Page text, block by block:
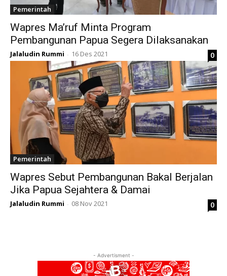
Pemerintah
Wapres Ma’ruf Minta Program
Pembangunan Papua Segera Dilaksanakan
Jalaludin Rummi - 16 Des 2021 0
Pemerintah
Wapres Sebut Pembangunan Bakal Berjalan
Jika Papua Sejahtera & Damai
Jalaludin Rummi - 08 Nov 2021 0
- Advertisment -